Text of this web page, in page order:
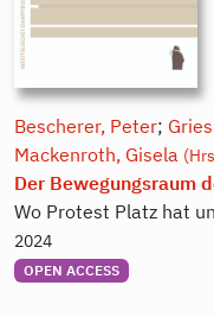
Bescherer, Peter;
Mackenroth, Gisela
Der Bewegungsraum
Wo Protest Platz hat
2024
OPEN ACCESS